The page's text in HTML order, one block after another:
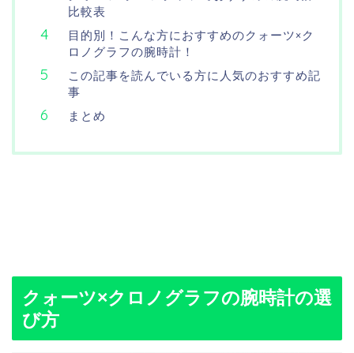
比較表
目的別！こんな方におすすめのクォーツ×ク
ロノグラフの腕時計！
この記事を読んでいる方に人気のおすすめ記
事
まとめ
クォーツ×クロノグラフの腕時計の選
び方